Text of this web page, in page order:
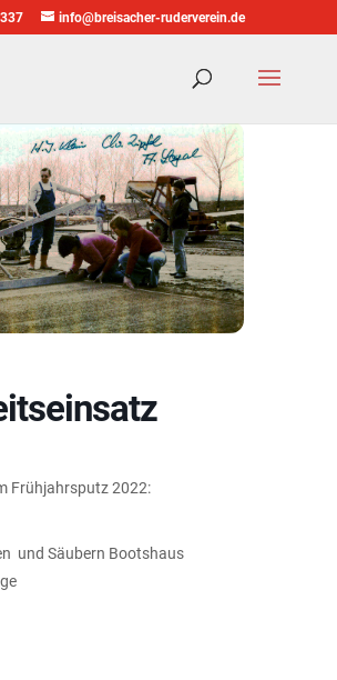
info@breisacher-ruderverein.de
Frühjahrsputz 2022:
und Säubern Bootshaus